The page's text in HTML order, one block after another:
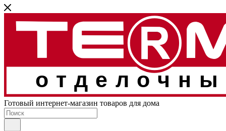
Готовый интернет-магазин товаров для дома